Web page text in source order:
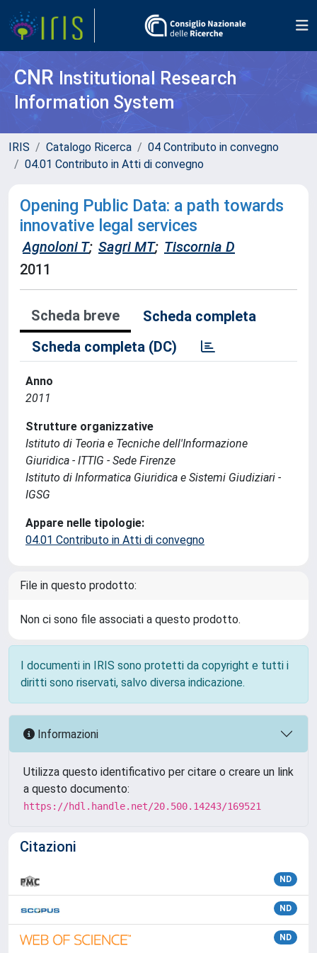
CNR Institutional Research
Information System
IRIS Catalogo Ricerca
04 Contributo in convegno
04.01 Contributo in Atti di convegno
Opening Public Data: a path towards
innovative legal services
Agnoloni T; Sagri MT; Tiscornia D
2011
Scheda breve
Scheda completa
Scheda completa (DC)
Anno
2011
Strutture organizzative
Istituto di Teoria e Tecniche dell'Informazione
Giuridica - ITTIG - Sede Firenze
Istituto di Informatica Giuridica e Sistemi Giudiziari -
IGSG
Appare nelle tipologie:
04.01 Contributo in Atti di convegno
File in questo prodotto:
Non ci sono file associati a questo prodotto.
I documenti in IRIS sono protetti da copyright e tutti i
diritti sono riservati, salvo diversa indicazione.
Informazioni
Utilizza questo identificativo per citare o creare un link
a questo documento:
https://hdl.handle.net/20.500.14243/169521
Citazioni
ND
ND
ND